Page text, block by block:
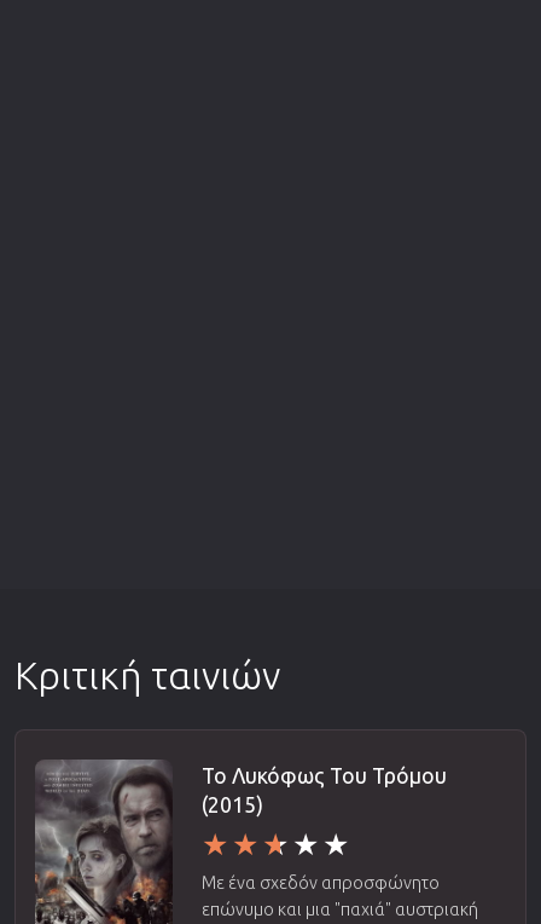
Κριτική ταινιών
Το Λυκόφως Του Τρόμου
(2015)
Με ένα σχεδόν απροσφώνητο
επώνυμο και μια "παχιά" αυστριακή